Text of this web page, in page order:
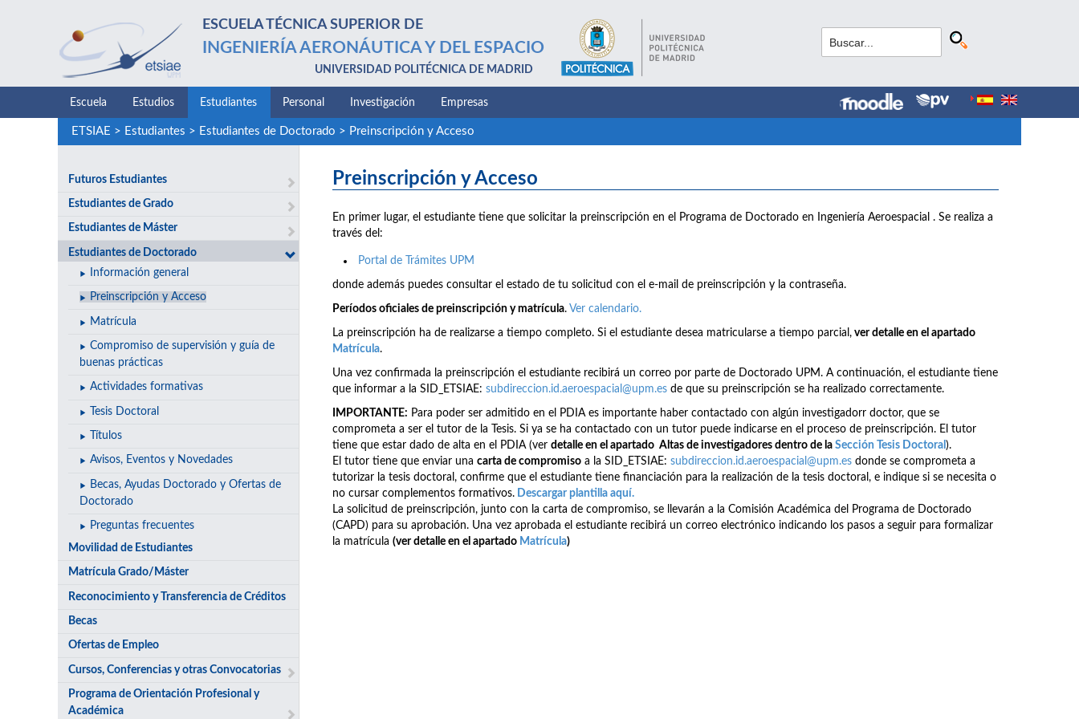
ESCUELA TÉCNICA SUPERIOR DE
INGENIERÍA AERONÁUTICA Y DEL ESPACIO
UNIVERSIDAD POLITÉCNICA DE MADRID
Escuela Estudios Estudiantes Personal Investigación Empresas
ETSIAE > Estudiantes > Estudiantes de Doctorado > Preinscripción y Acceso
Futuros Estudiantes
Estudiantes de Grado
Estudiantes de Máster
Estudiantes de Doctorado
Información general
Preinscripción y Acceso
Matrícula
Compromiso de supervisión y guía de
buenas prácticas
Actividades formativas
Tesis Doctoral
Títulos
Avisos, Eventos y Novedades
Becas, Ayudas Doctorado y Ofertas de
Doctorado
Preguntas frecuentes
Movilidad de Estudiantes
Matrícula Grado/Máster
Reconocimiento y Transferencia de Créditos
Becas
Ofertas de Empleo
Cursos, Conferencias y otras Convocatorias
Programa de Orientación Profesional y
Académica
Preinscripción y Acceso
En primer lugar, el estudiante tiene que solicitar la preinscripción en el Programa de Doctorado en Ingeniería Aeroespacial . Se realiza a
través del:
Portal de Trámites UPM
donde además puedes consultar el estado de tu solicitud con el e-mail de preinscripción y la contraseña.
Períodos oficiales de preinscripción y matrícula. Ver calendario.
La preinscripción ha de realizarse a tiempo completo. Si el estudiante desea matricularse a tiempo parcial, ver detalle en el apartado
Matrícula.
Una vez confirmada la preinscripción el estudiante recibirá un correo por parte de Doctorado UPM. A continuación, el estudiante tiene
que informar a la SID_ETSIAE: subdireccion.id.aeroespacial@upm.es de que su preinscripción se ha realizado correctamente.
IMPORTANTE: Para poder ser admitido en el PDIA es importante haber contactado con algún investigadorr doctor, que se
comprometa a ser el tutor de la Tesis. Si ya se ha contactado con un tutor puede indicarse en el proceso de preinscripción. El tutor
tiene que estar dado de alta en el PDIA (ver detalle en el apartado Altas de investigadores dentro de la Sección Tesis Doctoral ).
El tutor tiene que enviar una carta de compromiso a la SID_ETSIAE: subdireccion.id.aeroespacial@upm.es donde se comprometa a
tutorizar la tesis doctoral, confirme que el estudiante tiene financiación para la realización de la tesis doctoral, e indique si se necesita o
no cursar complementos formativos. Descargar plantilla aquí.
La solicitud de preinscripción, junto con la carta de compromiso, se llevarán a la Comisión Académica del Programa de Doctorado
(CAPD) para su aprobación. Una vez aprobada el estudiante recibirá un correo electrónico indicando los pasos a seguir para formalizar
la matrícula (ver detalle en el apartado Matrícula)